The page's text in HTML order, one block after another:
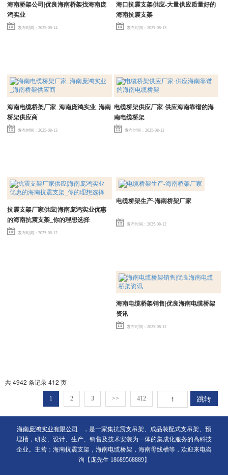
海南桥架公司|优良海南桥架找海南庞
鸿实业
发布时间：2025-08-14
海口抗震支架供应-大量供应质量好的
海南抗震支架
发布时间：2025-08-13
海南电缆桥架厂家_海南庞鸿实业_海南
桥架供应商
发布时间：2025-08-13
电缆桥架供应厂家-供应海南靠谱的海
南电缆桥架
发布时间：2025-08-13
抗震支架厂家供应|海南庞鸿实业优惠
的海南抗震支架_你的理想选择
发布时间：2025-08-12
电缆桥架生产-海南桥架厂家
发布时间：2025-08-12
海南电缆桥架销售|优良海南电缆桥架
资讯
发布时间：2025-08-12
共 4942 条记录 412 页
1 2 3 >> 412 跳转
海南庞鸿实业有限公司
，是一家集抗震支吊架、成品装配式支吊架、预
埋槽，研发、设计、生产、销售及技术安装为一体的集成化服务的高科技
企业。主营：海南抗震支架，海南电缆桥架，海南母线槽等，欢迎来电咨
询【庞先生 18689568889】